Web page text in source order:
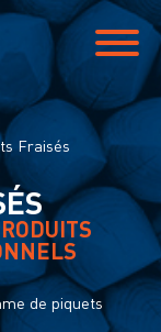
Fraisés
de piquets